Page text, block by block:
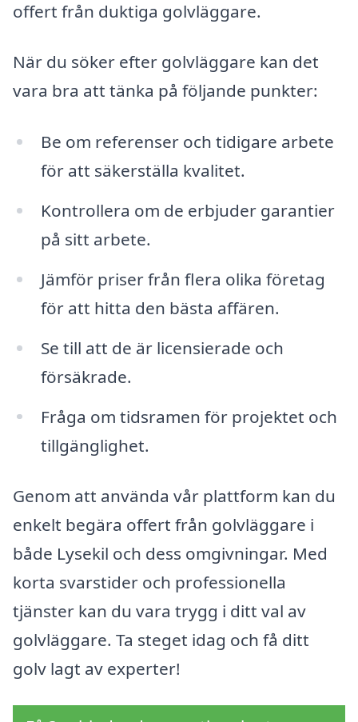
offert från duktiga golvläggare.
När du söker efter golvläggare kan det
vara bra att tänka på följande punkter:
Be om referenser och tidigare arbete
för att säkerställa kvalitet.
Kontrollera om de erbjuder garantier
på sitt arbete.
Jämför priser från flera olika företag
för att hitta den bästa affären.
Se till att de är licensierade och
försäkrade.
Fråga om tidsramen för projektet och
tillgänglighet.
Genom att använda vår plattform kan du
enkelt begära offert från golvläggare i
både Lysekil och dess omgivningar. Med
korta svarstider och professionella
tjänster kan du vara trygg i ditt val av
golvläggare. Ta steget idag och få ditt
golv lagt av experter!